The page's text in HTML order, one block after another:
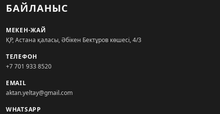
БАЙЛАНЫС
МЕКЕН-ЖАЙ
ҚР, Астана қаласы, Әбікен Бектұров көшесі, 4/3
ТЕЛЕФОН
+7 701 933 8520
EMAIL
aktan.yeltay@gmail.com
WHATSAPP